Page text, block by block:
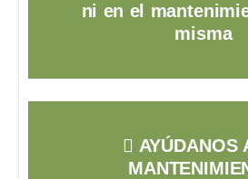
ni en el
misma
AYÚDANOS